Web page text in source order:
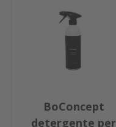
BoConcept
detergente per